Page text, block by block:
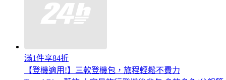
滿1件享84折
【登機適用!】三款登機包，旅程輕鬆不費力